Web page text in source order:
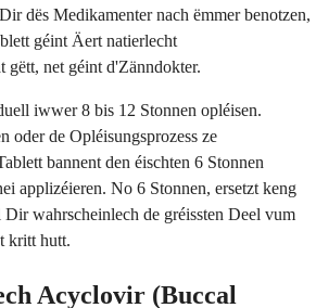
dës Medikamenter nach ëmmer benotzen,
géint Äert natierlecht
gëtt, net géint d'Zänndokter.
iwwer 8 bis 12 Stonnen opléisen.
oder de Opléisungsprozess ze
bannent den éischten 6 Stonnen
applizéieren. No 6 Stonnen, ersetzt keng
wahrscheinlech de gréissten Deel vum
kritt hutt.
Acyclovir (Buccal